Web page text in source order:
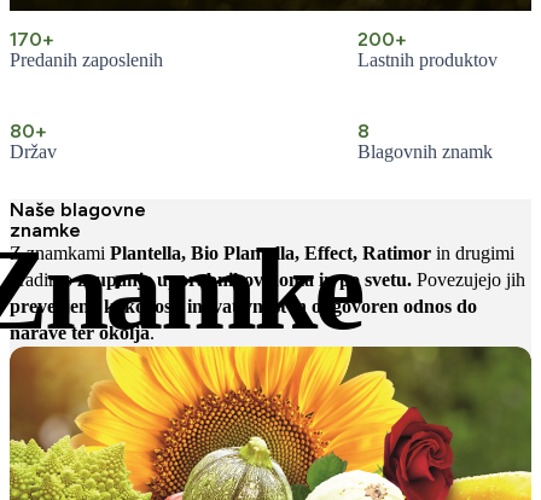
Predanih zaposlenih
170+
Lastnih produktov
200+
Držav
80+
Blagovnih znamk
8
Naše blagovne
znamke
Z znamkami Plantella, Bio Plantella, Effect, Ratimor in drugimi
gradimozaupanje uporabnikov doma in po svetu. Povezujejo jih
preverjena kakovost, inovativnost in odgovoren odnos do
narave ter okolja.